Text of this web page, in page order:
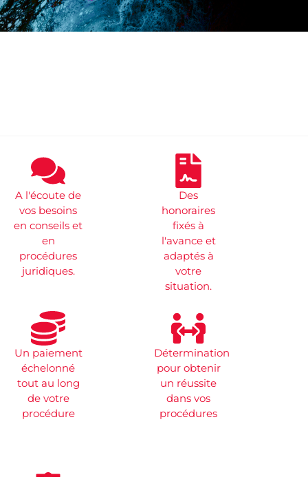
A l'écoute de
vos besoins
en conseils et
en
procédures
juridiques.
Des
honoraires
fixés à
l'avance et
adaptés à
votre
situation.
Un paiement
échelonné
tout au long
de votre
procédure
Détermination
pour obtenir
un réussite
dans vos
procédures